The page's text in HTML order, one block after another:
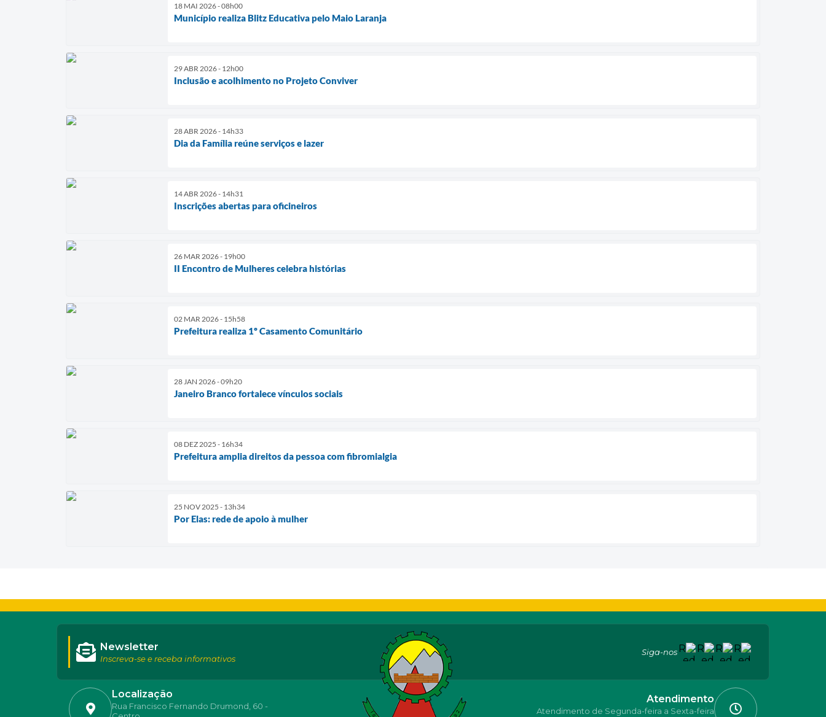
18 MAI 2026 - 08h00
Município realiza Blitz Educativa pelo Maio Laranja
29 ABR 2026 - 12h00
Inclusão e acolhimento no Projeto Conviver
28 ABR 2026 - 14h33
Dia da Família reúne serviços e lazer
14 ABR 2026 - 14h31
Inscrições abertas para oficineiros
26 MAR 2026 - 19h00
II Encontro de Mulheres celebra histórias
02 MAR 2026 - 15h58
Prefeitura realiza 1º Casamento Comunitário
28 JAN 2026 - 09h20
Janeiro Branco fortalece vínculos sociais
08 DEZ 2025 - 16h34
Prefeitura amplia direitos da pessoa com fibromialgia
25 NOV 2025 - 13h34
Por Elas: rede de apoio à mulher
Siga-nos
Localização
Rua Francisco Fernando Drumond, 60 -
Atendimento
Atendimento de Segunda-feira a Sexta-feira
Newsletter
Inscreva-se e receba informativos